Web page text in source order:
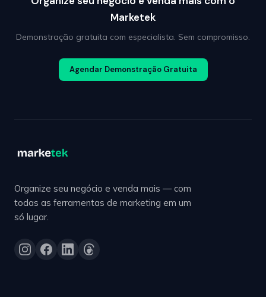
Marketek
Demonstração gratuita com especialista. Sem compromisso.
Agendar Demonstração Gratuita
Organize seu negócio e venda mais — com
todas as ferramentas de marketing em um
só lugar.